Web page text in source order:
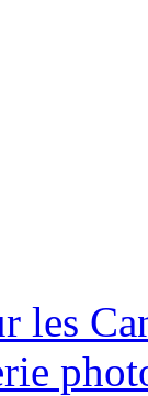
les